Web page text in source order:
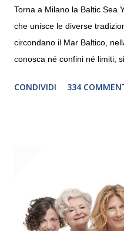
Torna a Milano la Baltic Sea
che unisce le diverse
circondano il Mar Baltico,
conosca né confini né limiti,
debutterà il 10 settembre a
“Settembre
consecutivo. Il pubblico
giovani artisti della Baltic
CONDIVIDI 334